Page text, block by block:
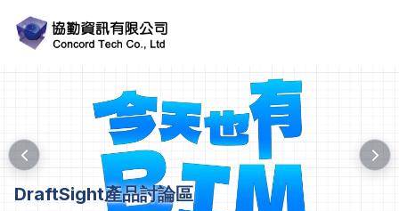
DraftSight產品討論區